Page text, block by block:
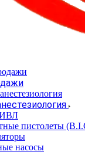
ИВЛ
пистолеты
насосы